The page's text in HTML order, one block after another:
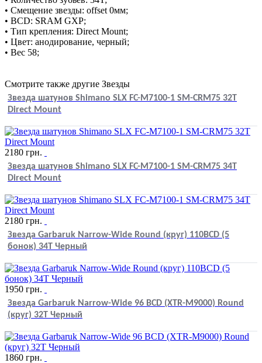
• Смещение звезды: offset 0мм;
• BCD: SRAM GXP;
• Тип крепления: Direct Mount;
• Цвет: анодирование, черный;
• Вес 58;
Смотрите также другие Звезды
Звезда шатунов Shimano SLX FC-M7100-1 SM-CRM75 32T
Direct Mount
2180 грн.
Звезда шатунов Shimano SLX FC-M7100-1 SM-CRM75 34T
Direct Mount
2180 грн.
Звезда Garbaruk Narrow-Wide Round (круг) 110BCD (5
бонок) 34T Черный
1950 грн.
Звезда Garbaruk Narrow-Wide 96 BCD (XTR-M9000) Round
(круг) 32T Черный
1860 грн.